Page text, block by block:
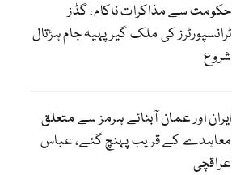
حکومت سے مذاکرات ناکام، گڈز
ٹرانسپورٹرز کی ملک گیر پہیہ جام ہڑتال
شروع
ایران اور عمان آبنائے ہرمز سے متعلق
معاہدے کے قریب پہنچ گئے، عباس
عراقچی